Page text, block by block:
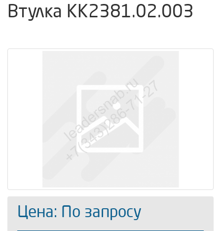
Втулка КК2381.02.003
Цена: По запросу